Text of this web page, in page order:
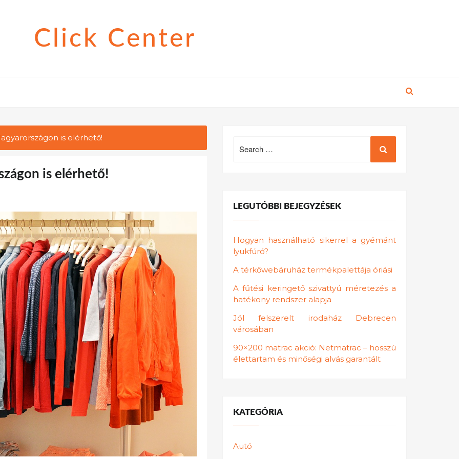
Click Center
is elérhető!
is elérhető!
for:
LEGUTÓBBI BEJEGYZÉSEK
Hogyan használható sikerrel a gyémánt
lyukfúró?
A térkőwebáruház termékpalettája óriási
A fűtési keringető szivattyú méretezés a
hatékony rendszer alapja
Jól felszerelt irodaház Debrecen
városában
90×200 matrac akció: Netmatrac – hosszú
élettartam és minőségi alvás garantált
KATEGÓRIA
Autó